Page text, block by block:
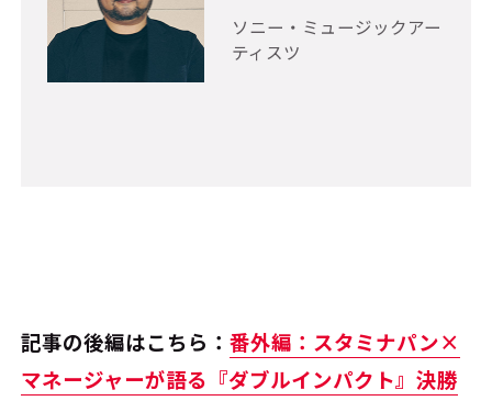
ソニー・ミュージックアー
ティスツ
記事の後編はこちら：番外編：スタミナパン×
マネージャーが語る『ダブルインパクト』決勝